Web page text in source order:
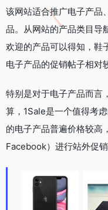
该网站适合推广电子产品
品。从网站的产品类目导
欢迎的产品可以得知，鞋
电子产品的促销帖子相对
特别是对于电子产品而言
算，1Sale是一个值得考
的电子产品普遍价格较高
Facebook）进行站外促